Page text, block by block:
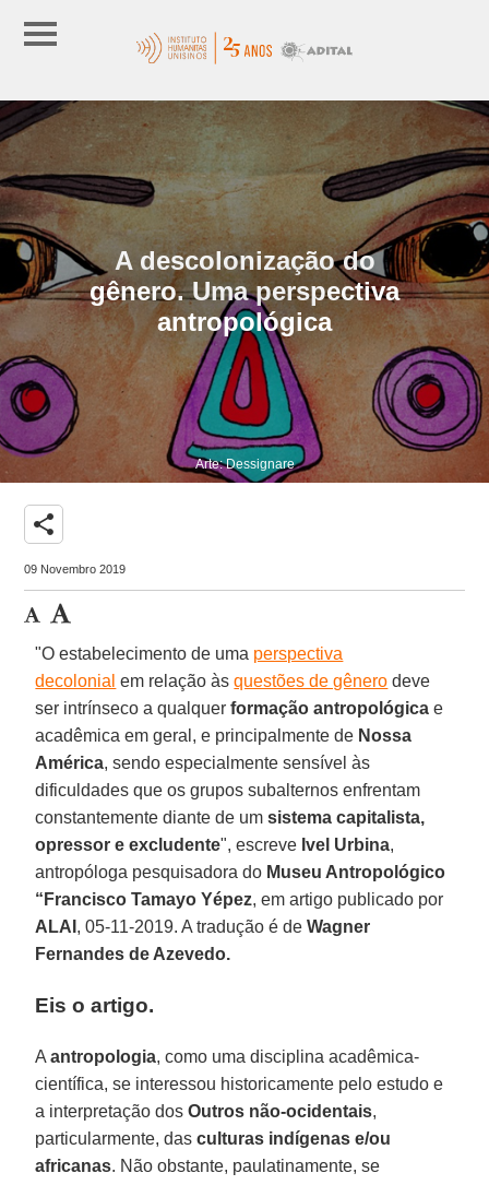
A descolonização do
gênero. Uma perspectiva
antropológica
Arte: Dessignare
share
09 Novembro 2019
"O estabelecimento de uma perspectiva
decolonial em relação àsquestões de gênero deve
ser intrínseco a qualquerformação antropológica e
acadêmica em geral, e principalmente de Nossa
América, sendo especialmente sensível às
dificuldades que os grupos subalternos enfrentam
constantemente diante de umsistema capitalista,
opressor e excludente", escreve Ivel Urbina,
antropóloga pesquisadora do Museu Antropológico
“Francisco Tamayo Yépez, em artigo publicado por
ALAI , 05-11-2019. A tradução é de Wagner
Fernandes de Azevedo.
Eis o artigo.
Aantropologia, como uma disciplina acadêmica-
científica, se interessou historicamente pelo estudo e
a interpretação dosOutros não-ocidentais,
particularmente, dasculturas indígenas e/ou
africanas. Não obstante, paulatinamente, se